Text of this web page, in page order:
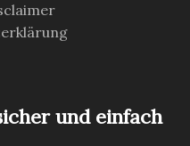
und einfach